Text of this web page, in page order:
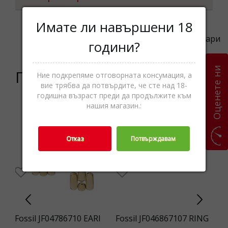
Колиета,Бижутерия,Аксесоари
Подобни продукти
Fossil JF04786710 EARI Fossil JF046867107 RING
Оценете ни
Имате ли навършени 18
години?
Ние подкрепяме отговорната консумация, а
вие трябва да потвърдите, че сте над 18-
годишна възраст преди да продължите към
нашия магазин.:
Отказ Потвърждавам